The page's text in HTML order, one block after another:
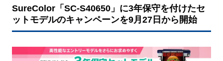
SureColor「SC-S40650」に3年保守を付けたセ
ットモデルのキャンペーンを9月27日から開始